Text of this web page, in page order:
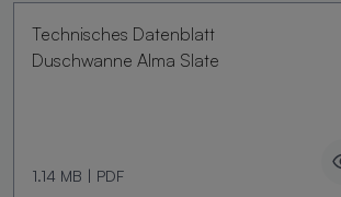
Technisches Datenblatt
Duschwanne Alma Slate
1.14 MB | PDF